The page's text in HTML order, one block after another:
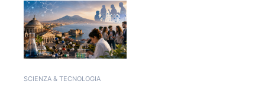
SCIENZA & TECNOLOGIA